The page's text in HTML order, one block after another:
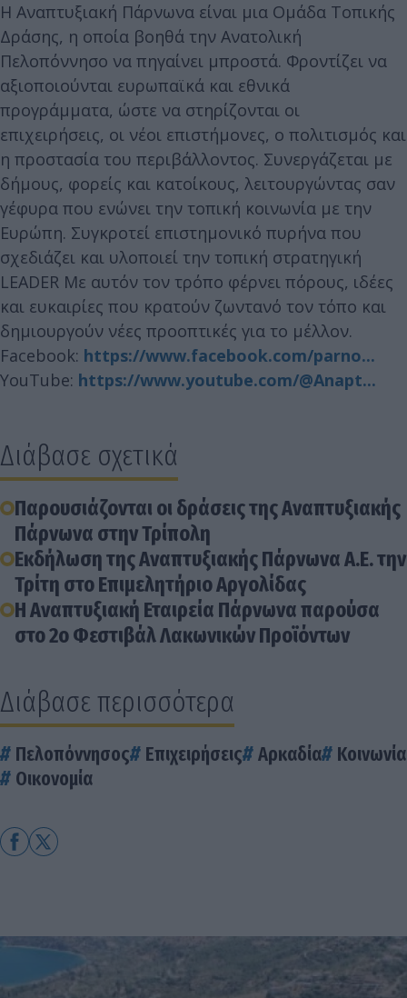
Η Αναπτυξιακή Πάρνωνα είναι μια Ομάδα Τοπικής
Δράσης, η οποία βοηθά την Ανατολική
Πελοπόννησο να πηγαίνει μπροστά. Φροντίζει να
αξιοποιούνται ευρωπαϊκά και εθνικά
προγράμματα, ώστε να στηρίζονται οι
επιχειρήσεις, οι νέοι επιστήμονες, ο πολιτισμός και
η προστασία του περιβάλλοντος. Συνεργάζεται με
δήμους, φορείς και κατοίκους, λειτουργώντας σαν
γέφυρα που ενώνει την τοπική κοινωνία με την
Ευρώπη. Συγκροτεί επιστημονικό πυρήνα που
σχεδιάζει και υλοποιεί την τοπική στρατηγική
LEADER Με αυτόν τον τρόπο φέρνει πόρους, ιδέες
και ευκαιρίες που κρατούν ζωντανό τον τόπο και
δημιουργούν νέες προοπτικές για το μέλλον.
Facebook: https://www.facebook.com/parno...
YouTube: https://www.youtube.com/@Anapt...
Διάβασε σχετικά
Παρουσιάζονται οι δράσεις της Αναπτυξιακής
Πάρνωνα στην Τρίπολη
Εκδήλωση της Αναπτυξιακής Πάρνωνα Α.Ε. την
Τρίτη στο Επιμελητήριο Αργολίδας
Η Αναπτυξιακή Εταιρεία Πάρνωνα παρούσα
στο 2ο Φεστιβάλ Λακωνικών Προϊόντων
Διάβασε περισσότερα
Πελοπόννησος Επιχειρήσεις Αρκαδία
Κοινωνία
Οικονομία